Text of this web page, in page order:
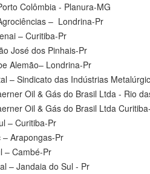
Colômbia - Planura-MG
– Londrina-Pr
– Curitiba-Pr
José dos Pinhais-Pr
Alemão– Londrina-Pr
– Sindicato das Indústrias
Oil & Gás do Brasil Ltda - Rio
Oil & Gás do Brasil Ltda
– Curitiba-Pr
– Arapongas-Pr
– Cambé-Pr
– Jandaia do Sul - Pr